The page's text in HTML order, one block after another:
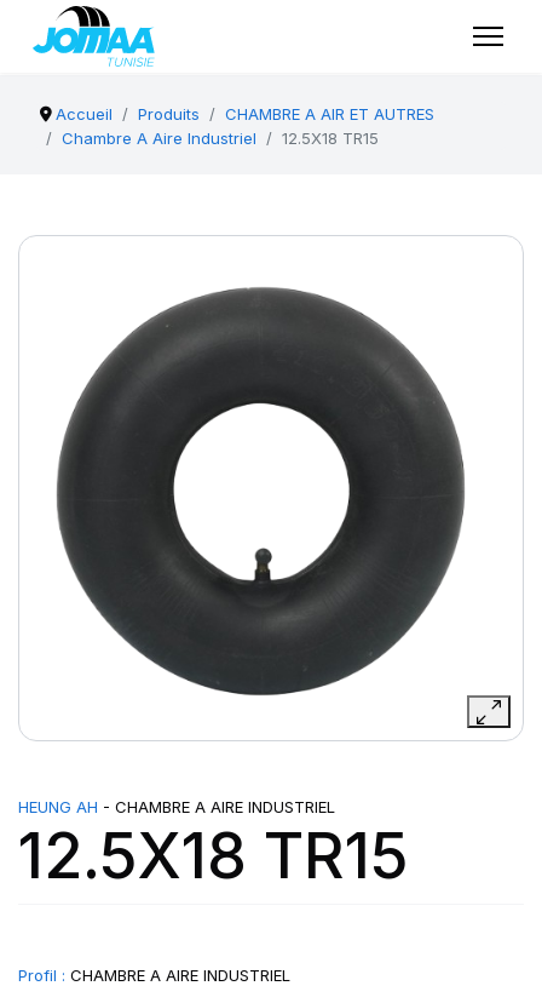
Accueil Produits
CHAMBRE A AIR ET AUTRES
Chambre A Aire Industriel
12.5X18 TR15
HEUNG AH - CHAMBRE A AIRE INDUSTRIEL
12.5X18 TR15
Profil : CHAMBRE A AIRE INDUSTRIEL